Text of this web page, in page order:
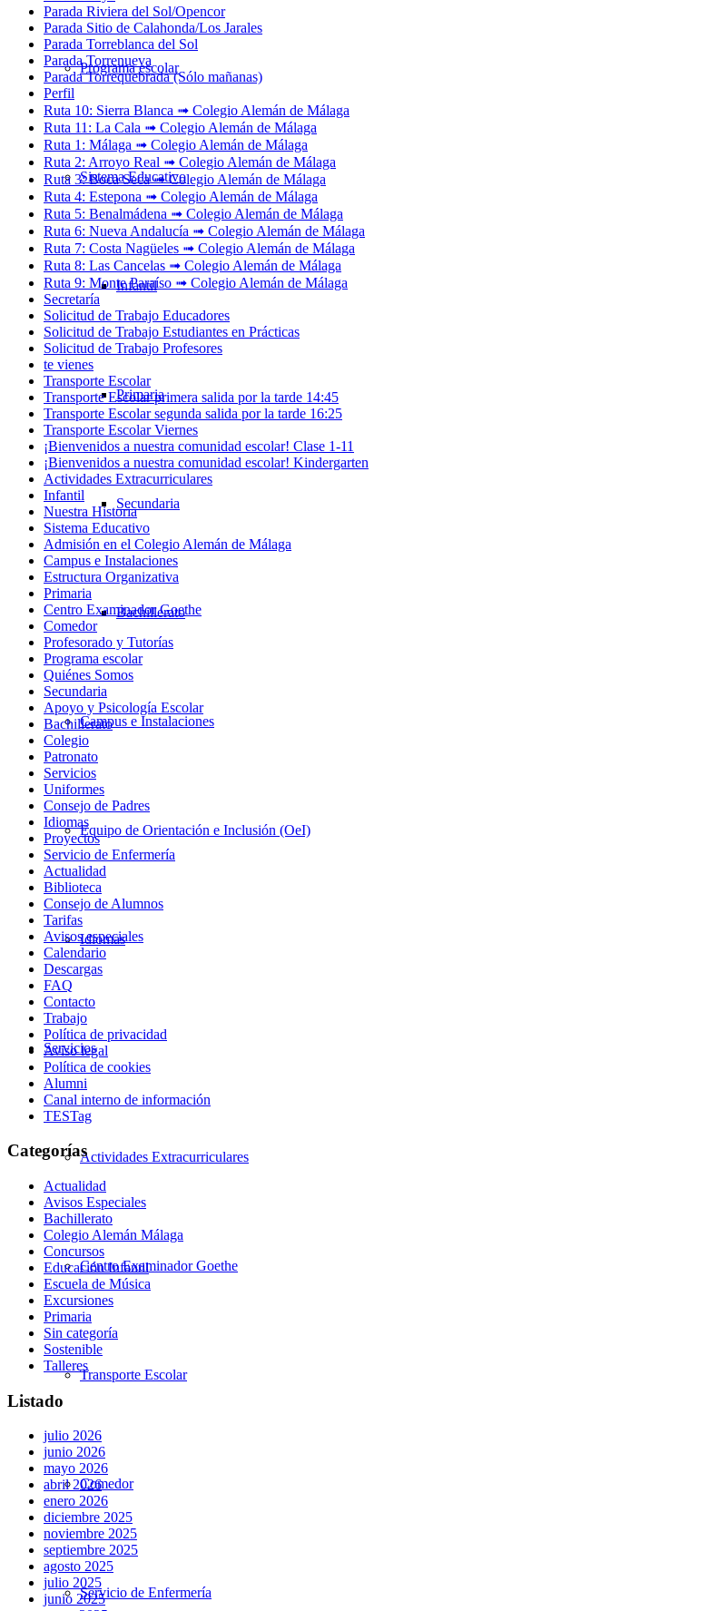
Programa escolar
Sistema Educativo
Infantil
Primaria
Secundaria
Bachillerato
Campus e Instalaciones
Equipo de Orientación e Inclusión (OeI)
Idiomas
Servicios
Actividades Extracurriculares
Centro Examinador Goethe
Transporte Escolar
Comedor
Servicio de Enfermería
Parada Riviera del Sol/Opencor
Parada Sitio de Calahonda/Los Jarales
Parada Torreblanca del Sol
Parada Torrenueva
Parada Torrequebrada (Sólo mañanas)
Perfil
Ruta 10: Sierra Blanca ➟ Colegio Alemán de Málaga
Ruta 11: La Cala ➟ Colegio Alemán de Málaga
Ruta 1: Málaga ➟ Colegio Alemán de Málaga
Ruta 2: Arroyo Real ➟ Colegio Alemán de Málaga
Ruta 3: Boca Seca ➟ Colegio Alemán de Málaga
Ruta 4: Estepona ➟ Colegio Alemán de Málaga
Ruta 5: Benalmádena ➟ Colegio Alemán de Málaga
Ruta 6: Nueva Andalucía ➟ Colegio Alemán de Málaga
Ruta 7: Costa Nagüeles ➟ Colegio Alemán de Málaga
Ruta 8: Las Cancelas ➟ Colegio Alemán de Málaga
Ruta 9: Monte Paraíso ➟ Colegio Alemán de Málaga
Secretaría
Solicitud de Trabajo Educadores
Solicitud de Trabajo Estudiantes en Prácticas
Solicitud de Trabajo Profesores
te vienes
Transporte Escolar
Transporte Escolar primera salida por la tarde 14:45
Transporte Escolar segunda salida por la tarde 16:25
Transporte Escolar Viernes
¡Bienvenidos a nuestra comunidad escolar! Clase 1-11
¡Bienvenidos a nuestra comunidad escolar! Kindergarten
Actividades Extracurriculares
Infantil
Nuestra Historia
Sistema Educativo
Admisión en el Colegio Alemán de Málaga
Campus e Instalaciones
Estructura Organizativa
Primaria
Centro Examinador Goethe
Comedor
Profesorado y Tutorías
Programa escolar
Quiénes Somos
Secundaria
Apoyo y Psicología Escolar
Bachillerato
Colegio
Patronato
Servicios
Uniformes
Consejo de Padres
Idiomas
Proyectos
Servicio de Enfermería
Actualidad
Biblioteca
Consejo de Alumnos
Tarifas
Avisos especiales
Calendario
Descargas
FAQ
Contacto
Trabajo
Política de privacidad
Aviso legal
Política de cookies
Alumni
Canal interno de información
TESTag
Categorías
Actualidad
Avisos Especiales
Bachillerato
Colegio Alemán Málaga
Concursos
Educación Infantil
Escuela de Música
Excursiones
Primaria
Sin categoría
Sostenible
Talleres
Listado
julio 2026
junio 2026
mayo 2026
abril 2026
enero 2026
diciembre 2025
noviembre 2025
septiembre 2025
agosto 2025
julio 2025
junio 2025